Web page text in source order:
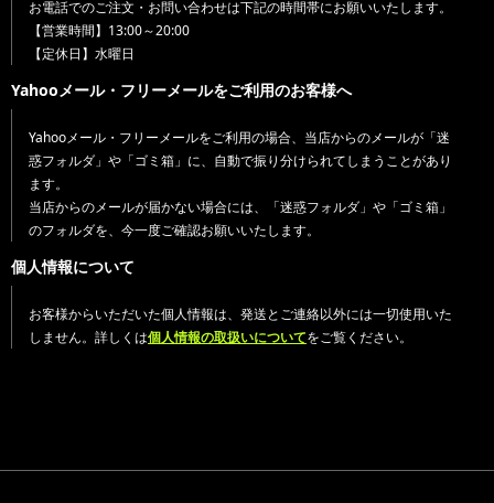
お電話でのご注文・お問い合わせは下記の時間帯にお願いいたします。
【営業時間】13:00～20:00
【定休日】水曜日
Yahooメール・フリーメールをご利用のお客様へ
Yahooメール・フリーメールをご利用の場合、当店からのメールが「迷
惑フォルダ」や「ゴミ箱」に、自動で振り分けられてしまうことがあり
ます。
当店からのメールが届かない場合には、「迷惑フォルダ」や「ゴミ箱」
のフォルダを、今一度ご確認お願いいたします。
個人情報について
お客様からいただいた個人情報は、発送とご連絡以外には一切使用いた
しません。詳しくは個人情報の取扱いについてをご覧ください。